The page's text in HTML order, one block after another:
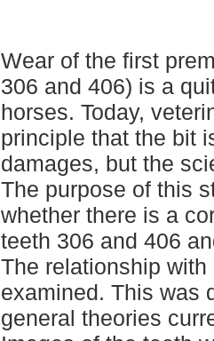
Wear of the first
306 and 406) is a
horses. Today,
principle that the bit
damages, but the
The purpose of this
whether there is a
teeth 306 and 406
The relationship
examined. This was
general theories